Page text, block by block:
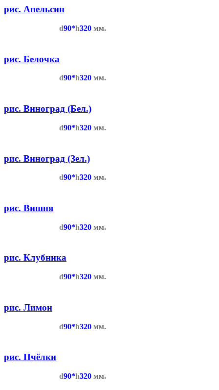
рис. Апельсин
d90*h320 мм.
рис. Белочка
d90*h320 мм.
рис. Виноград (Бел.)
d90*h320 мм.
рис. Виноград (Зел.)
d90*h320 мм.
рис. Вишня
d90*h320 мм.
рис. Клубника
d90*h320 мм.
рис. Лимон
d90*h320 мм.
рис. Пчёлки
d90*h320 мм.